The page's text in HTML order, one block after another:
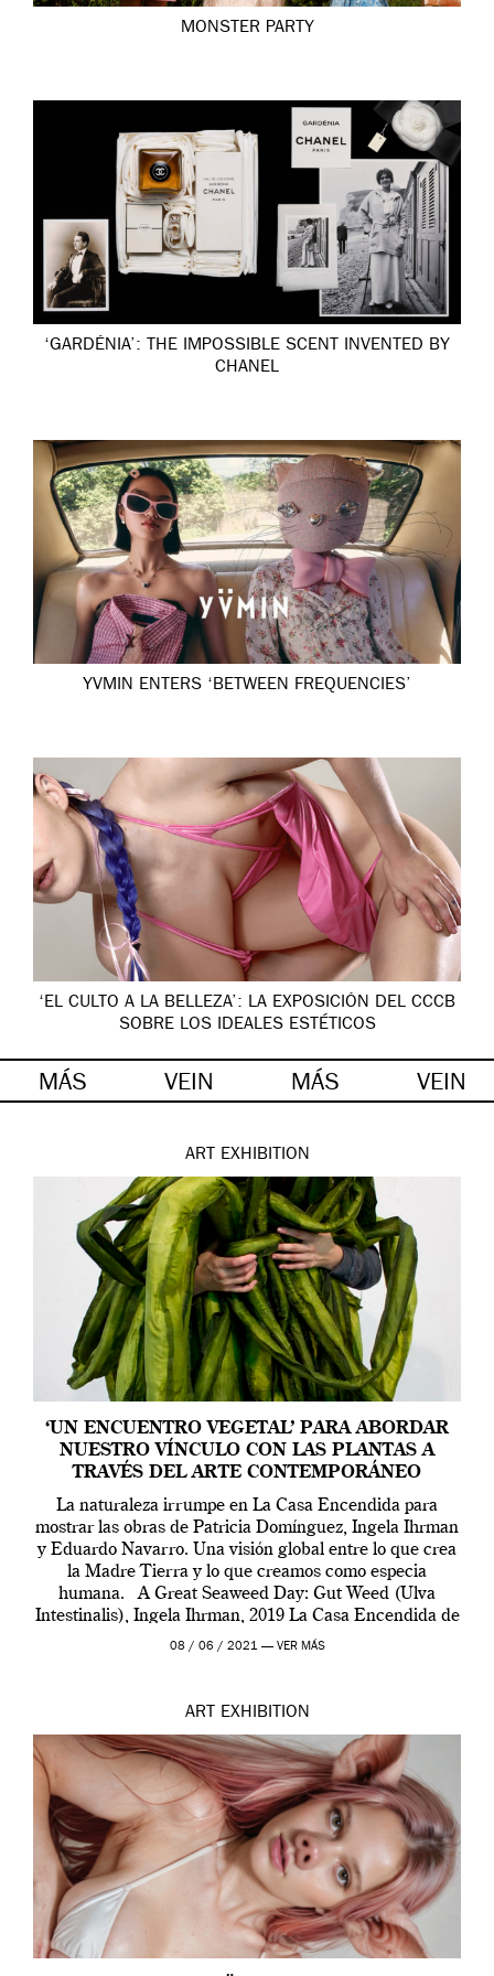
MONSTER PARTY
‘GARDÉNIA’: THE IMPOSSIBLE SCENT INVENTED BY
CHANEL
YVMIN ENTERS ‘BETWEEN FREQUENCIES’
‘EL CULTO A LA BELLEZA’: LA EXPOSICIÓN DEL CCCB
SOBRE LOS IDEALES ESTÉTICOS
MÁS VEIN MÁS VEIN
ART EXHIBITION
‘UN ENCUENTRO VEGETAL’ PARA ABORDAR
NUESTRO VÍNCULO CON LAS PLANTAS A
TRAVÉS DEL ARTE CONTEMPORÁNEO
La naturaleza irrumpe en La Casa Encendida para
mostrar las obras de Patricia Domínguez, Ingela Ihrman
y Eduardo Navarro. Una visión global entre lo que crea
la Madre Tierra y lo que creamos como especia
humana. A Great Seaweed Day: Gut Weed (Ulva
Intestinalis), Ingela Ihrman, 2019 La Casa Encendida de
Madrid y la Wellcome […]
08 / 06 / 2021 — VER MÁS
ART EXHIBITION